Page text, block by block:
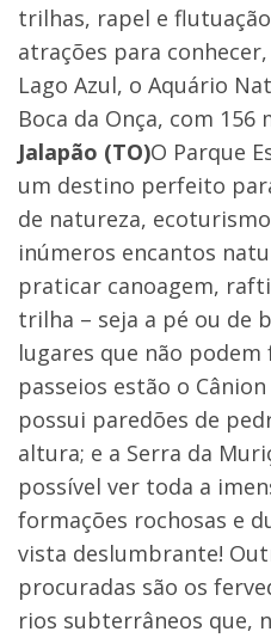
trilhas, rapel e
atrações para
Lago Azul, o Aquário
Boca da Onça, com
Jalapão (TO)O Parque
um destino perfeito
de natureza,
inúmeros encantos
praticar canoagem,
trilha – seja a pé ou de
lugares que não
passeios estão o
possui paredões de
altura; e a Serra da
possível ver toda a
formações rochosas e
vista deslumbrante!
procuradas são os
rios subterrâneos que,